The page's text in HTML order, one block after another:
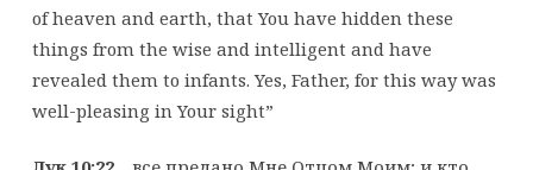
of heaven and earth, that You have hidden these
things from the wise and intelligent and have
revealed them to infants. Yes, Father, for this way was
well-pleasing in Your sight”